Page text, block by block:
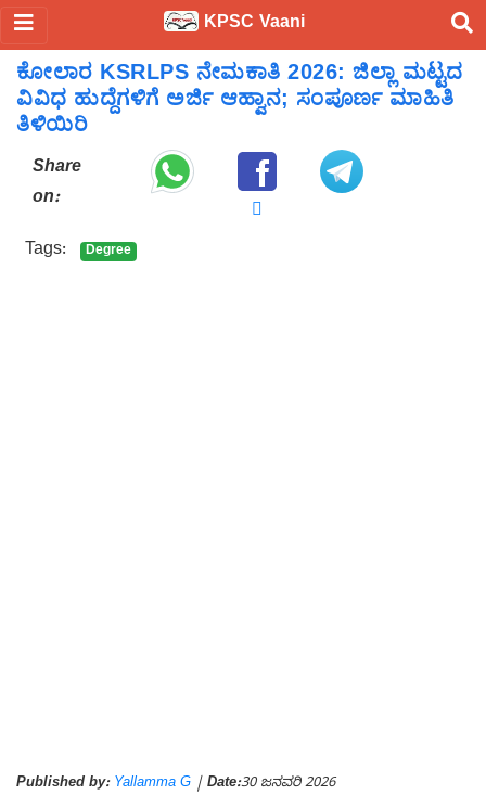
KPSC Vaani
ಕೋಲಾರ KSRLPS ನೇಮಕಾತಿ 2026: ಜಿಲ್ಲಾ ಮಟ್ಟದ
ವಿವಿಧ ಹುದ್ದೆಗಳಿಗೆ ಅರ್ಜಿ ಆಹ್ವಾನ; ಸಂಪೂರ್ಣ ಮಾಹಿತಿ
ತಿಳಿಯಿರಿ
Share
on:
Tags: Degree
Published by: Yallamma G | Date:30 ಜನವರಿ 2026